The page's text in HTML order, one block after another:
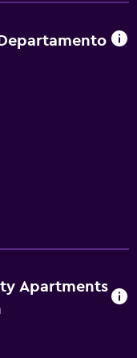
Apartments